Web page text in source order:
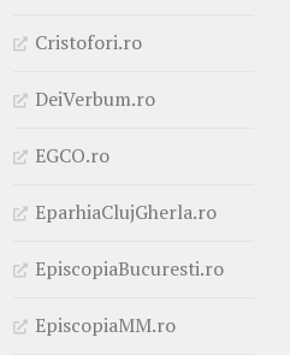
Cristofori.ro
DeiVerbum.ro
EGCO.ro
EparhiaClujGherla.ro
EpiscopiaBucuresti.ro
EpiscopiaMM.ro